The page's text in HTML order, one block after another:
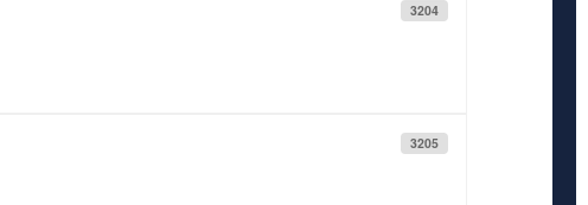
3204
3205